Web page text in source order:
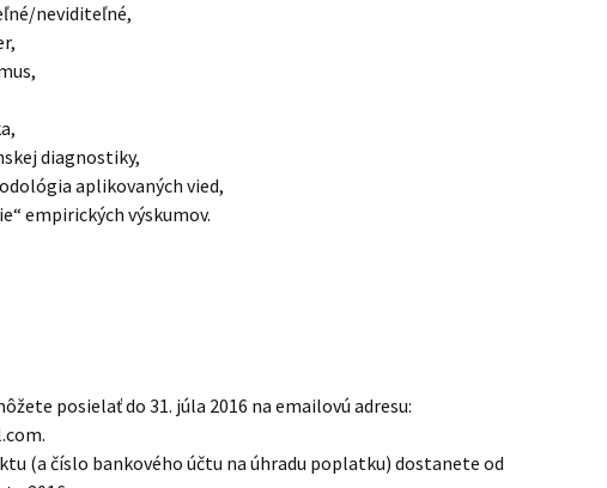
neviditeľné,
diagnostiky,
aplikovaných vied,
empirických výskumov.
posielať do 31. júla 2016 na emailovú adresu:
(a číslo bankového účtu na úhradu poplatku) dostanete od